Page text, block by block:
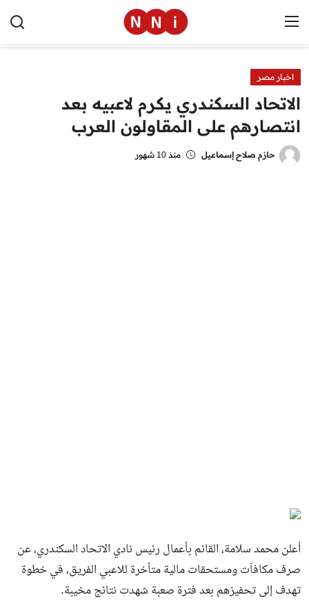
الرئيسية
اخبار مصر
العالم
اخبار مصر
الاتحاد السكندري يكرم لاعبيه بعد
انتصارهم على المقاولون العرب
حازم صلاح إسماعيل منذ 10 شهور
أعلن محمد سلامة، القائم بأعمال رئيس نادي الاتحاد السكندري، عن
صرف مكافآت ومستحقات مالية متأخرة للاعبي الفريق، في خطوة
تهدف إلى تحفيزهم بعد فترة صعبة شهدت نتائج مخيبة.